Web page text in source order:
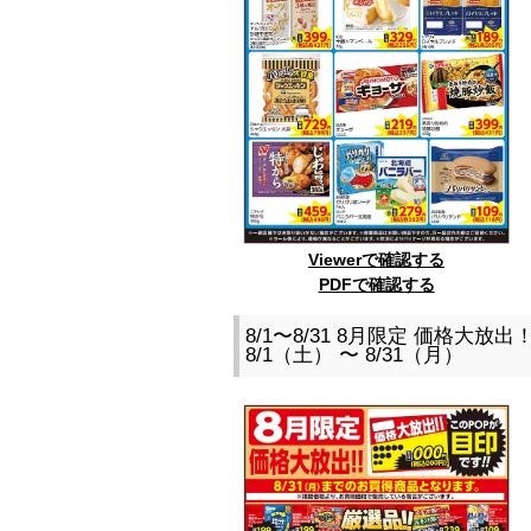
Viewerで確認する
PDFで確認する
8/1〜8/31 8月限定 価格大放出
8/1（土） 〜 8/31（月）